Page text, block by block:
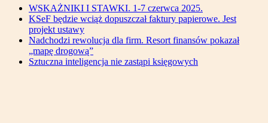
WSKAŻNIKI I STAWKI. 1-7 czerwca 2025.
KSeF będzie wciąż dopuszczał faktury papierowe. Jest
projekt ustawy
Nadchodzi rewolucja dla firm. Resort finansów pokazał
„mapę drogową”
Sztuczna inteligencja nie zastąpi księgowych